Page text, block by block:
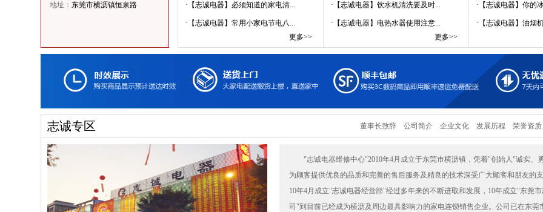
评论：
电视放客厅刚刚好，
的一样，而且...
非常给力的一款机
子，噪音小，洗的干
评论：
绝对的高大上，质量
地址： 东莞市横沥镇恒泉路 · 【志诚电器】必须知道的家电清...
· 【志诚电器】常用小家电节电八...
更多>>
· 【志诚电器】饮水机清洗要及时...
· 【志诚电器】电热水器使用注意...
更多>>
· 【志诚电器】你的
· 【志诚电器】油烟
董事长致辞 公司简介 企业文化 发展历程 荣誉资质
志诚专区
"志诚电器维修中心"2010年4月成立于东莞市横沥镇，凭着"创始人"诚实、
为顾客提供优良的品质和完善的售后服务及精良的技术深受广大顾客和朋友的
10年4月成立"志诚电器经营部"经过多年来的不断进取和发展，10年成立"东莞
司"到目前已经成为横沥及周边最具影响力的家电连锁销售企业。公司已在东莞